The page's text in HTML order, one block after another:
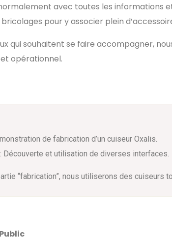
avec toutes les informations
pour y associer plein
qui souhaitent se faire accompagner,
opérationnel.
de fabrication d’un cuiseur Oxalis.
: Découverte et utilisation de diverses interfaces.
“fabrication”, nous utiliserons des cuiseurs
Public